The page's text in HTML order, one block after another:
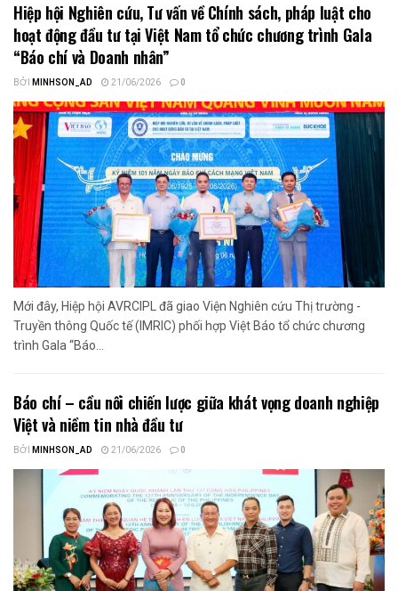
Hiệp hội Nghiên cứu, Tư vấn về Chính sách, pháp luật cho
hoạt động đầu tư tại Việt Nam tổ chức chương trình Gala
“Báo chí và Doanh nhân”
BỞI MINHSON_AD 21/06/2026 0
Mới đây, Hiệp hội AVRCIPL đã giao Viện Nghiên cứu Thị trường -
Truyền thông Quốc tế (IMRIC) phối hợp Việt Báo tổ chức chương
trình Gala “Báo...
Báo chí – cầu nối chiến lược giữa khát vọng doanh nghiệp
Việt và niềm tin nhà đầu tư
BỞI MINHSON_AD 21/06/2026 0